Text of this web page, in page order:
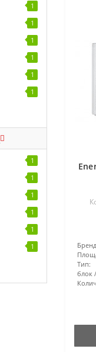
1
1
1
1
1
1
1
1
1
1
1
1
Тип:
блок